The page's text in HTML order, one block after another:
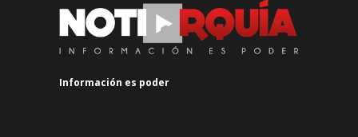
Información es poder